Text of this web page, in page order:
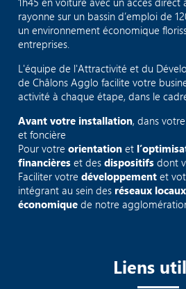
rayonne sur un bassin d’emploi de
un environnement économique
entreprises.
L'équipe de l'Attractivité et du
de Châlons Agglo facilite votre
activité à chaque étape, dans le
Avant votre installation, dans
et foncière
Pour votreorientationet
financières et desdispositifsdont
Faciliter votredéveloppementet
intégrant au sein des réseaux locaux
économique de notre
Liens